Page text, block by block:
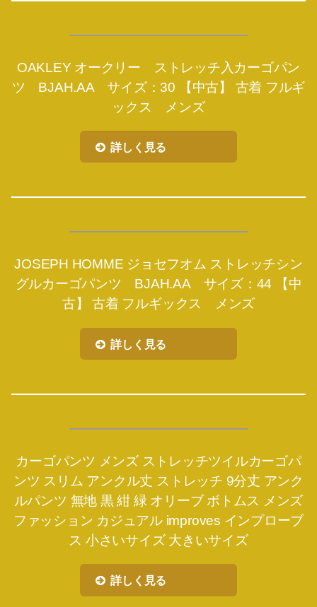
OAKLEY オークリー ストレッチ入カーゴパン
ツ BJAH.AA サイズ：30 【中古】 古着 フルギ
ックス メンズ
詳しく見る
JOSEPH HOMME ジョセフオム ストレッチシン
グルカーゴパンツ BJAH.AA サイズ：44 【中
古】 古着 フルギックス メンズ
詳しく見る
カーゴパンツ メンズ ストレッチツイルカーゴパ
ンツ スリム アンクル丈 ストレッチ 9分丈 アンク
ルパンツ 無地 黒 紺 緑 オリーブ ボトムス メンズ
ファッション カジュアル improves インプローブ
ス 小さいサイズ 大きいサイズ
詳しく見る